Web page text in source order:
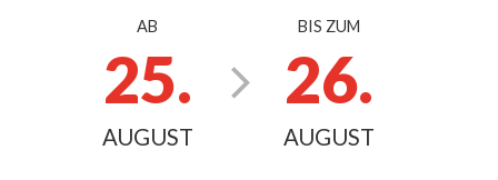
AB
25.
AUGUST
BIS ZUM
26.
AUGUST